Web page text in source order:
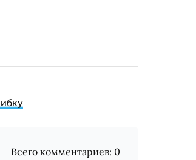
Всего комментариев: 0